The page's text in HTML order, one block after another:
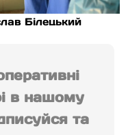
Білецький
в нашому
та